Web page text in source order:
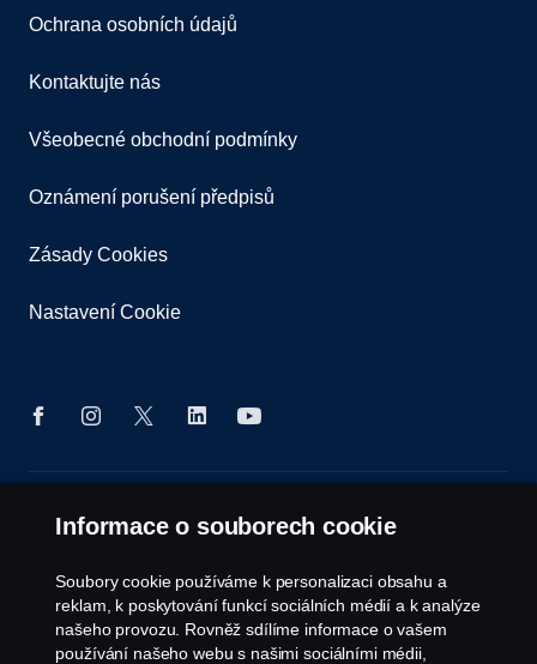
Ochrana osobních údajů
Kontaktujte nás
Všeobecné obchodní podmínky
Oznámení porušení předpisů
Zásady Cookies
Nastavení Cookie
© Copyright Scania 2026. Všechna práva
vyhrazena. Scania Czech Republic s.r.o., Sobínská
Informace o souborech cookie
Soubory cookie používáme k personalizaci obsahu a
reklam, k poskytování funkcí sociálních médií a k analýze
našeho provozu. Rovněž sdílíme informace o vašem
používání našeho webu s našimi sociálními médii,